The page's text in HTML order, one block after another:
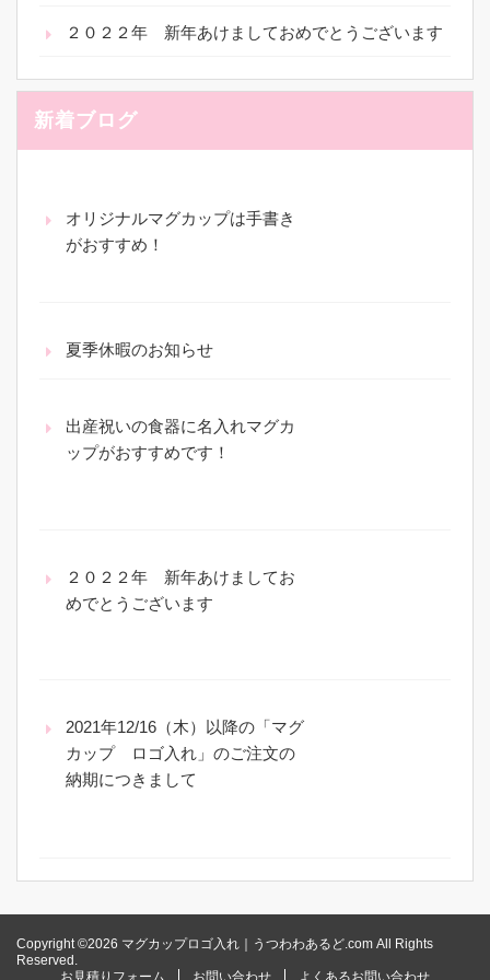
２０２２年 新年あけましておめでとうございます
新着ブログ
オリジナルマグカップは手書き
がおすすめ！
夏季休暇のお知らせ
出産祝いの食器に名入れマグカ
ップがおすすめです！
２０２２年 新年あけましてお
めでとうございます
2021年12/16（木）以降の「マグ
カップ ロゴ入れ」のご注文の
納期につきまして
Copyright ©2026 マグカップロゴ入れ｜うつわわあるど.com All Rights
Reserved.
お見積りフォーム
お問い合わせ よくあるお問い合わせ